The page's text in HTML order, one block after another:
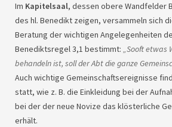
Im Kapitelsaal, dessen obere Wandfelder
des hl. Benedikt zeigen, versammeln sich
Beratung der wichtigen Angelegenheiten
Benediktsregel 3,1 bestimmt: „Sooft etwas
behandeln ist, soll der Abt die ganze
Auch wichtige Gemeinschaftsereignisse
statt, wie z. B. die Einkleidung bei der
bei der der neue Novize das klösterliche
erhält.